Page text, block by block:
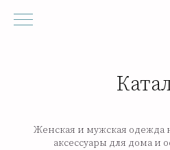
Женская и мужская одежда
аксессуары для дома и